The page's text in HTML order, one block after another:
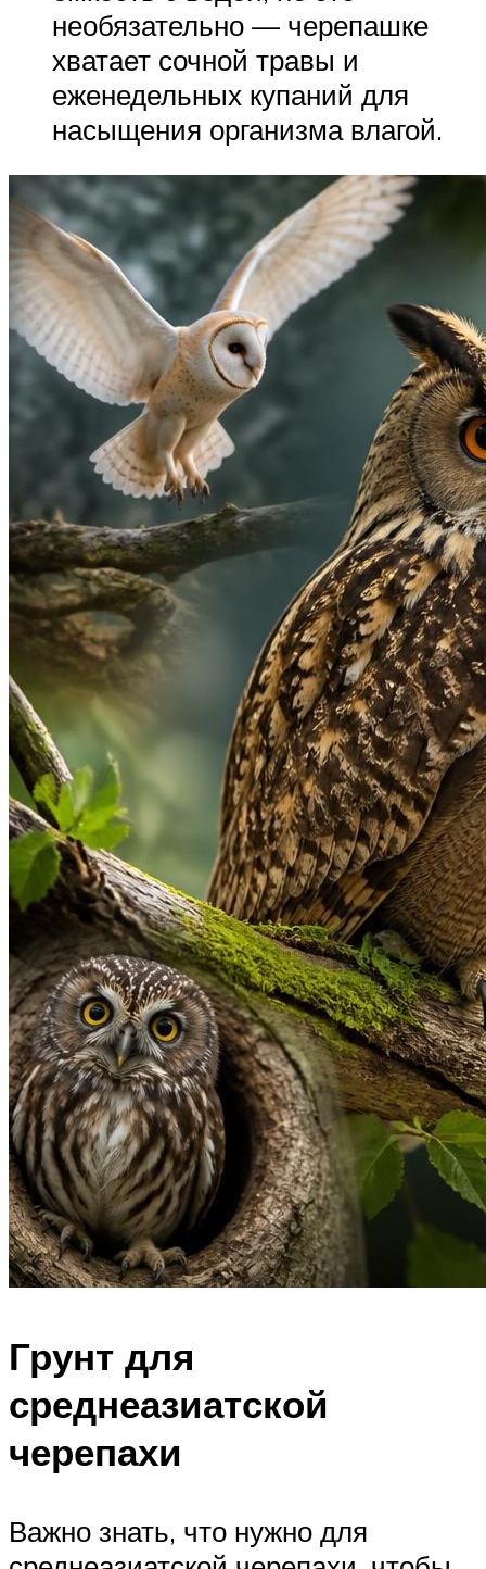
необязательно — черепашке
хватает сочной травы и
еженедельных купаний для
насыщения организма влагой.
Грунт для
среднеазиатской
черепахи
Важно знать, что нужно для